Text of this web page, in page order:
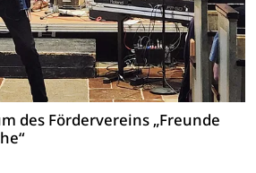
des Fördervereins „Freunde